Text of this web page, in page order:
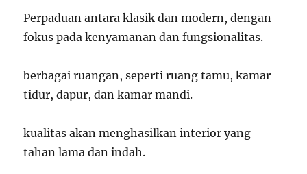
Perpaduan antara klasik dan modern, dengan
fokus pada kenyamanan dan fungsionalitas.
berbagai ruangan, seperti ruang tamu, kamar
tidur, dapur, dan kamar mandi.
kualitas akan menghasilkan interior yang
tahan lama dan indah.